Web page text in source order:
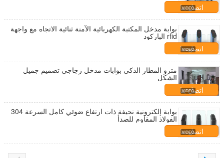
اتصل بنا
بوابة مدخل المكتبة الكهربائية الآمنة ثنائية الاتجاه مع واجهة
rfid الباركود
اتصل بنا
مترو المطار الذكي بوابات مدخل زجاجي تصميم جميل
الشكل
اتصل بنا
بوابة إلكترونية نحيفة ذات ارتفاع ضوئي كامل السرعة 304
الفولاذ المقاوم للصدأ
اتصل بنا